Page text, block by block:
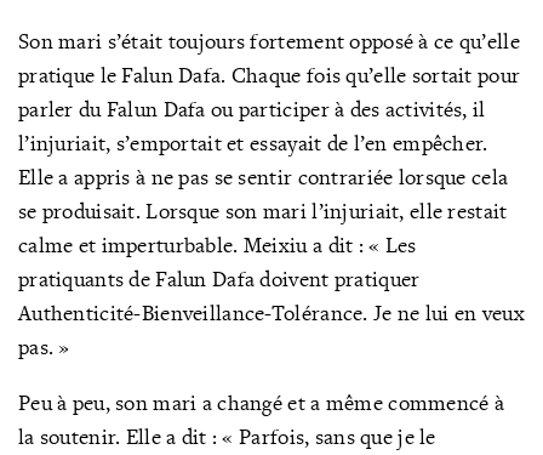
Son mari s’était toujours fortement opposé à ce qu’elle
pratique le Falun Dafa. Chaque fois qu’elle sortait pour
parler du Falun Dafa ou participer à des activités, il
l’injuriait, s’emportait et essayait de l’en empêcher.
Elle a appris à ne pas se sentir contrariée lorsque cela
se produisait. Lorsque son mari l’injuriait, elle restait
calme et imperturbable. Meixiu a dit : « Les
pratiquants de Falun Dafa doivent pratiquer
Authenticité-Bienveillance-Tolérance. Je ne lui en veux
pas. »
Peu à peu, son mari a changé et a même commencé à
la soutenir. Elle a dit : « Parfois, sans que je le